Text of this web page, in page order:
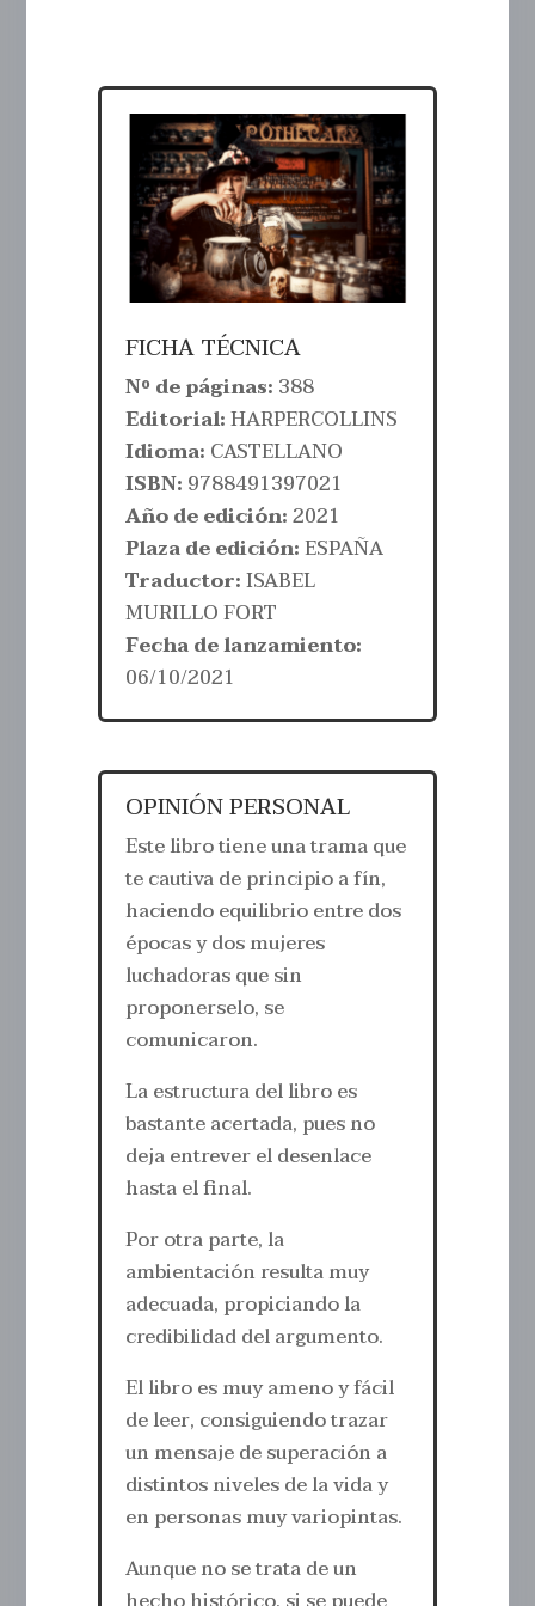
FICHA TÉCNICA
Nº de páginas: 388
Editorial:HARPERCOLLINS
Idioma: CASTELLANO
ISBN: 9788491397021
Año de edición:2021
Plaza de edición:ESPAÑA
Traductor:ISABEL
MURILLO FORT
Fecha de lanzamiento:
06/10/2021
OPINIÓN PERSONAL
Este libro tiene una trama que
te cautiva de principio a fín,
haciendo equilibrio entre dos
épocas y dos mujeres
luchadoras que sin
proponerselo, se
comunicaron.
La estructura del libro es
bastante acertada, pues no
deja entrever el desenlace
hasta el final.
Por otra parte, la
ambientación resulta muy
adecuada, propiciando la
credibilidad del argumento.
El libro es muy ameno y fácil
de leer, consiguiendo trazar
un mensaje de superación a
distintos niveles de la vida y
en personas muy variopintas.
Aunque no se trata de un